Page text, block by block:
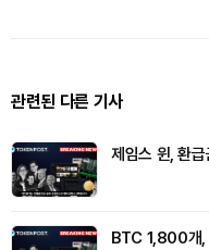
관련된 다른 기사
제임스 윈, 환
BTC 1,800개,